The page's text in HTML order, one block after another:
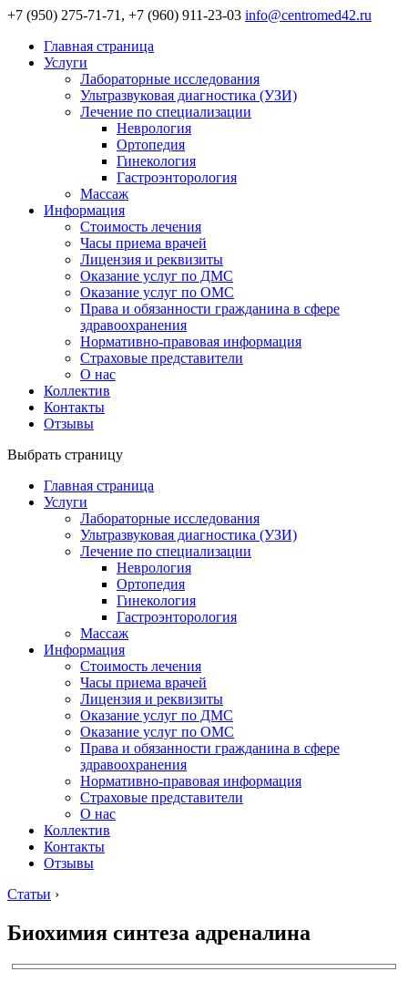
+7 (950) 275-71-71, +7 (960) 911-23-03 info@centromed42.ru
Главная страница
Услуги
Лабораторные исследования
Ультразвуковая диагностика (УЗИ)
Лечение по специализации
Неврология
Ортопедия
Гинекология
Гастроэнторология
Массаж
Информация
Стоимость лечения
Часы приема врачей
Лицензия и реквизиты
Оказание услуг по ДМС
Оказание услуг по ОМС
Права и обязанности гражданина в сфере
здравоохранения
Нормативно-правовая информация
Страховые представители
О нас
Коллектив
Контакты
Отзывы
Выбрать страницу
Главная страница
Услуги
Лабораторные исследования
Ультразвуковая диагностика (УЗИ)
Лечение по специализации
Неврология
Ортопедия
Гинекология
Гастроэнторология
Массаж
Информация
Стоимость лечения
Часы приема врачей
Лицензия и реквизиты
Оказание услуг по ДМС
Оказание услуг по ОМС
Права и обязанности гражданина в сфере
здравоохранения
Нормативно-правовая информация
Страховые представители
О нас
Коллектив
Контакты
Отзывы
Статьи ›
Биохимия синтеза адреналина